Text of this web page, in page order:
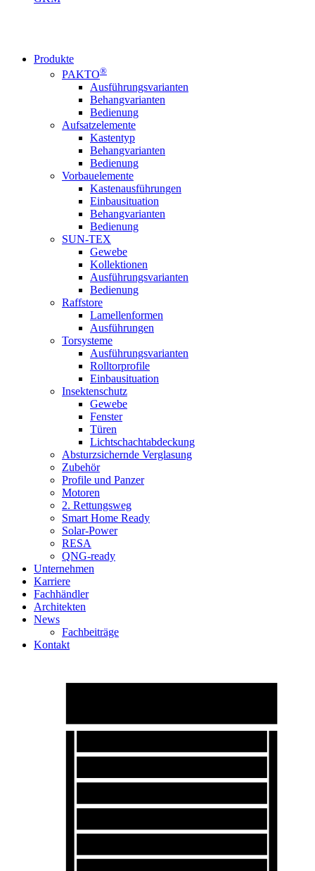
Produkte
PAKTO®
Ausführungsvarianten
Behangvarianten
Bedienung
Aufsatzelemente
Kastentyp
Behangvarianten
Bedienung
Vorbauelemente
Kastenausführungen
Einbausituation
Behangvarianten
Bedienung
SUN-TEX
Gewebe
Kollektionen
Ausführungsvarianten
Bedienung
Raffstore
Lamellenformen
Ausführungen
Torsysteme
Ausführungsvarianten
Rolltorprofile
Einbausituation
Insektenschutz
Gewebe
Fenster
Türen
Lichtschachtabdeckung
Absturzsichernde Verglasung
Zubehör
Profile und Panzer
Motoren
2. Rettungsweg
Smart Home Ready
Solar-Power
RESA
QNG-ready
Unternehmen
Karriere
Fachhändler
Architekten
News
Fachbeiträge
Kontakt